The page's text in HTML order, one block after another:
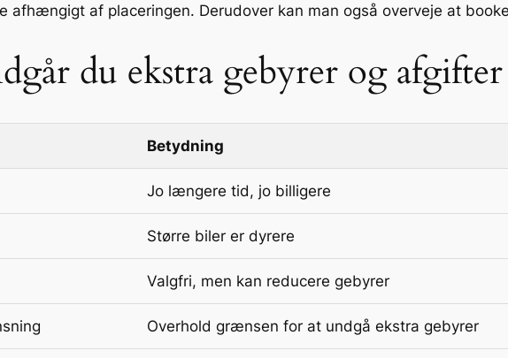
afhængigt af placeringen. Derudover kan man også overveje at
du ekstra gebyrer og
Betydning
Jo længere tid, jo billigere
Større biler er dyrere
Valgfri, men kan reducere gebyrer
Overhold grænsen for at undgå ekstra gebyrer